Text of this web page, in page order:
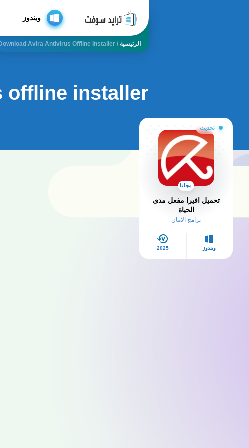
ويندوز
الرئيسية /
Download Avira Antivirus Offline Installer
offline installer
تحديث
مجانا
تحميل افيرا مفعل مدى
الحياة
برامج الأمان
ويندوز 2025